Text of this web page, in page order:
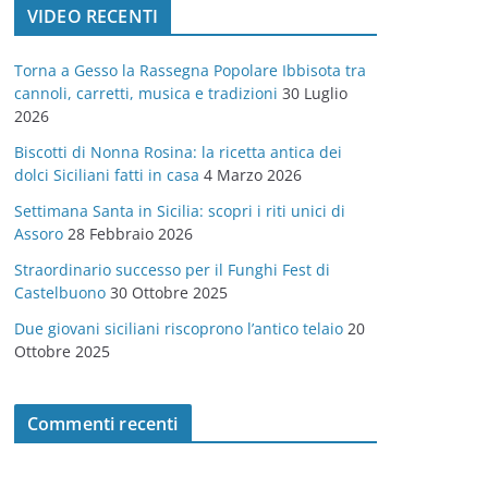
o
r
e
VIDEO RECENTI
Torna a Gesso la Rassegna Popolare Ibbisota tra
cannoli, carretti, musica e tradizioni 30 Luglio
2026
Biscotti di Nonna Rosina: la ricetta antica dei
dolci Siciliani fatti in casa 4 Marzo 2026
Settimana Santa in Sicilia: scopri i riti unici di
Assoro 28 Febbraio 2026
Straordinario successo per il Funghi Fest di
Castelbuono 30 Ottobre 2025
Due giovani siciliani riscoprono l’antico telaio 20
Ottobre 2025
Commenti recenti